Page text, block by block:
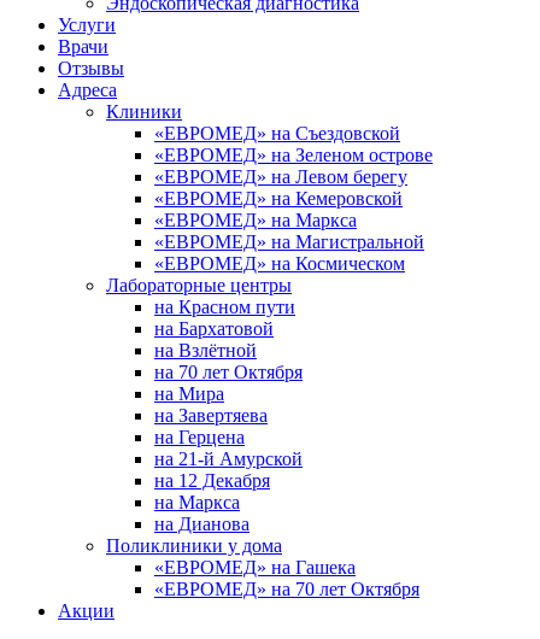
Услуги
Врачи
Отзывы
Адреса
Клиники
«ЕВРОМЕД» на Съездовской
«ЕВРОМЕД» на Зеленом острове
«ЕВРОМЕД» на Левом берегу
«ЕВРОМЕД» на Кемеровской
«ЕВРОМЕД» на Маркса
«ЕВРОМЕД» на Магистральной
«ЕВРОМЕД» на Космическом
Лабораторные центры
на Красном пути
на Бархатовой
на Взлётной
на 70 лет Октября
на Мира
на Завертяева
на Герцена
на 21-й Амурской
на 12 Декабря
на Маркса
на Дианова
Поликлиники у дома
«ЕВРОМЕД» на Гашека
«ЕВРОМЕД» на 70 лет Октября
Акции